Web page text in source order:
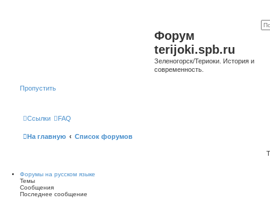
Форум
terijoki.spb.ru
Зеленогорск/Териоки. История и
современность.
Пропустить
Ссылки FAQ
На главную Список форумов
Форумы на русском языке
Темы
Сообщения
Последнее сообщение